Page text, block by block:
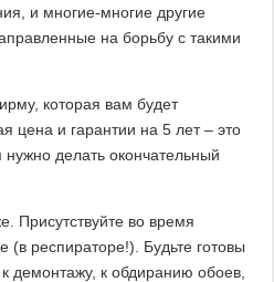
и многие-многие другие
на борьбу с такими
которая вам будет
цена и гарантии на 5 лет – это
делать окончательный
Присутствуйте во время
(в респираторе!). Будьте готовы
демонтажу, к обдиранию обоев,